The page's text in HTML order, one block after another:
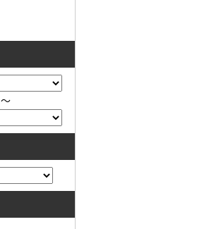
～